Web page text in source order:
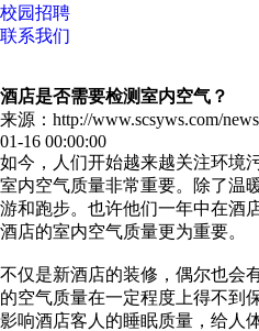
校园招聘
联系我们
酒店是否需要检测室内空气？
来源：http://www.scsyws.com/
01-16 00:00:00
如今，人们开始越来越关注环境
室内空气质量非常重要。除了温
游和跑步。也许他们一年中在酒
酒店的室内空气质量更为重要。
不仅是新酒店的装修，偶尔也会
的空气质量在一定程度上得不到
影响酒店客人的睡眠质量，给人